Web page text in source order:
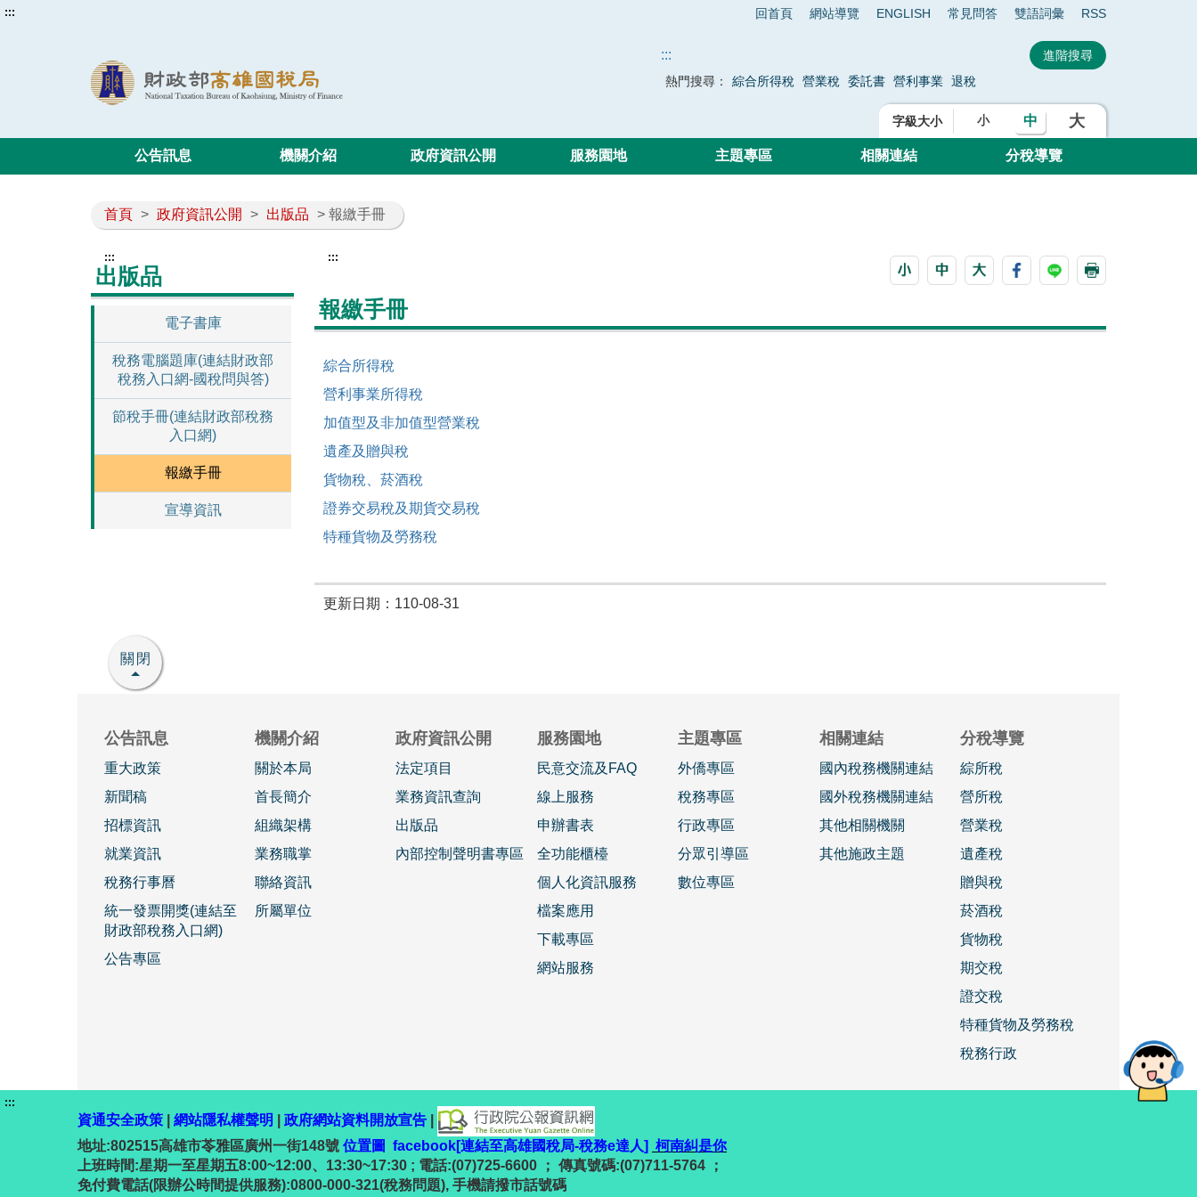
::: 回首頁 網站導覽 ENGLISH 常見問答 雙語詞彙 RSS
:::
熱門搜尋： 綜合所得稅 營業稅 委託書 營利事業 退稅
字級大小 小 中 大
公告訊息 機關介紹 政府資訊公開 服務園地 主題專區 相關連結 分稅導覽
首頁 > 政府資訊公開 > 出版品 > 報繳手冊
:::
出版品
電子書庫
稅務電腦題庫(連結財政部
稅務入口網-國稅問與答)
節稅手冊(連結財政部稅務
入口網)
報繳手冊
宣導資訊
:::
報繳手冊
綜合所得稅
營利事業所得稅
加值型及非加值型營業稅
遺產及贈與稅
貨物稅、菸酒稅
證券交易稅及期貨交易稅
特種貨物及勞務稅
更新日期：110-08-31
關閉
公告訊息
重大政策
新聞稿
招標資訊
就業資訊
稅務行事曆
統一發票開獎(連結至
財政部稅務入口網)
公告專區
機關介紹
關於本局
首長簡介
組織架構
業務職掌
聯絡資訊
所屬單位
政府資訊公開
法定項目
業務資訊查詢
出版品
內部控制聲明書專區
服務園地
民意交流及FAQ
線上服務
申辦書表
全功能櫃檯
個人化資訊服務
檔案應用
下載專區
網站服務
主題專區
外僑專區
稅務專區
行政專區
分眾引導區
數位專區
相關連結
國內稅務機關連結
國外稅務機關連結
其他相關機關
其他施政主題
分稅導覽
綜所稅
營所稅
營業稅
遺產稅
贈與稅
菸酒稅
貨物稅
期交稅
證交稅
特種貨物及勞務稅
稅務行政
:::
資通安全政策 網站隱私權聲明 政府網站資料開放宣告
地址:802515高雄市苓雅區廣州一街148號 位置圖 facebook[連結至高雄國稅局-稅務e達人] 柯南糾是你
上班時間:星期一至星期五8:00~12:00、13:30~17:30 ; 電話:(07)725-6600 ； 傳真號碼:(07)711-5764 ；
免付費電話(限辦公時間提供服務):0800-000-321(稅務問題), 手機請撥市話號碼